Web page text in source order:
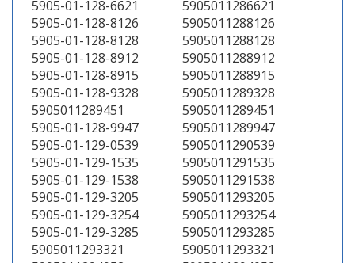
5905-01-128-6621
5905011286621
5905-01-128-8126
5905011288126
5905-01-128-8128
5905011288128
5905-01-128-8912
5905011288912
5905-01-128-8915
5905011288915
5905-01-128-9328
5905011289328
5905011289451
5905011289451
5905-01-128-9947
5905011289947
5905-01-129-0539
5905011290539
5905-01-129-1535
5905011291535
5905-01-129-1538
5905011291538
5905-01-129-3205
5905011293205
5905-01-129-3254
5905011293254
5905-01-129-3285
5905011293285
5905011293321
5905011293321